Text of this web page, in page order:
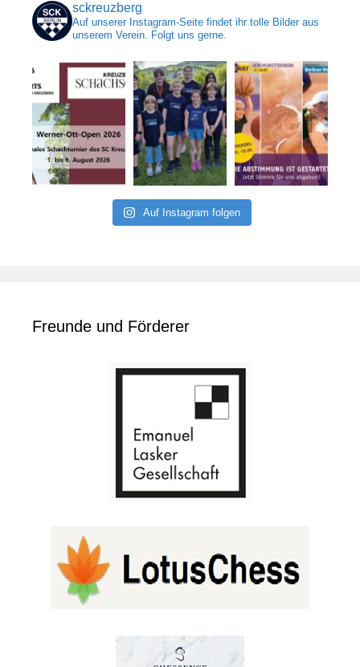
sckreuzberg
Auf unserer Instagram-Seite findet ihr tolle Bilder aus
unserem Verein. Folgt uns gerne.
Auf Instagram folgen
Freunde und Förderer